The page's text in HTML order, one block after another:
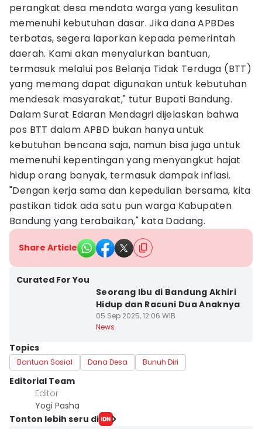
perangkat desa mendata warga yang kesulitan
memenuhi kebutuhan dasar. Jika dana APBDes
terbatas, segera laporkan kepada pemerintah
daerah. Kami akan menyalurkan bantuan,
termasuk melalui pos Belanja Tidak Terduga (BTT)
yang memang dapat digunakan untuk kebutuhan
mendesak masyarakat," tutur Bupati Bandung.
Dalam Surat Edaran Mendagri dijelaskan bahwa
pos BTT dalam APBD bukan hanya untuk
kebutuhan bencana saja, namun bisa juga untuk
memenuhi kepentingan yang menyangkut hajat
hidup orang banyak, termasuk dampak inflasi.
"Dengan kerja sama dan kepedulian bersama, kita
pastikan tidak ada satu pun warga Kabupaten
Bandung yang terabaikan," kata Dadang.
Share Article
Curated For You
Seorang Ibu di Bandung Akhiri
Hidup dan Racuni Dua Anaknya
05 Sep 2025, 12:06 WIB
News
Topics
Bantuan Sosial Dana Desa Bunuh Diri
Editorial Team
Editor
Yogi Pasha
Tonton lebih seru di